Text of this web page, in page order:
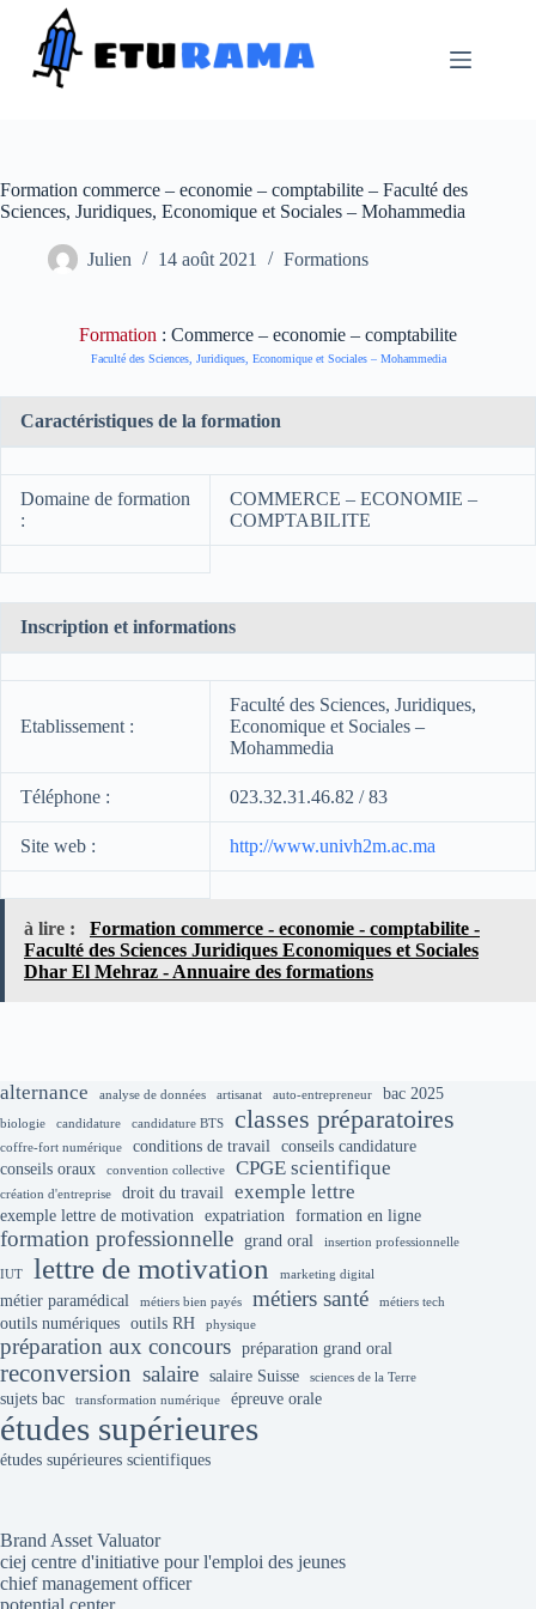
contenu
Formation commerce – economie – comptabilite – Faculté des
Sciences, Juridiques, Economique et Sociales – Mohammedia
Julien 14 août 2021 Formations
Formation : Commerce – economie – comptabilite
Faculté des Sciences, Juridiques, Economique et Sociales – Mohammedia
Caractéristiques de la formation
Domaine de formation
:
COMMERCE – ECONOMIE –
COMPTABILITE
Inscription et informations
Etablissement :
Faculté des Sciences, Juridiques,
Economique et Sociales –
Mohammedia
Téléphone : 023.32.31.46.82 / 83
Site web : http://www.univh2m.ac.ma
à lire :
Formation commerce - economie - comptabilite -
Faculté des Sciences Juridiques Economiques et Sociales
Dhar El Mehraz - Annuaire des formations
alternance analyse de données artisanat auto-entrepreneur bac 2025
biologie candidature candidature BTS classes préparatoires
coffre-fort numérique conditions de travail conseils candidature
conseils oraux
convention collective CPGE scientifique
création d'entreprise droit du travail exemple lettre
exemple lettre de motivation expatriation formation en ligne
formation professionnelle grand oral insertion professionnelle
IUT lettre de motivation marketing digital
métier paramédical métiers bien payés métiers santé métiers tech
outils numériques outils RH physique
préparation aux concours préparation grand oral
reconversion salaire salaire Suisse sciences de la Terre
sujets bac transformation numérique épreuve orale
études supérieures
études supérieures scientifiques
Brand Asset Valuator
ciej centre d'initiative pour l'emploi des jeunes
chief management officer
potential center